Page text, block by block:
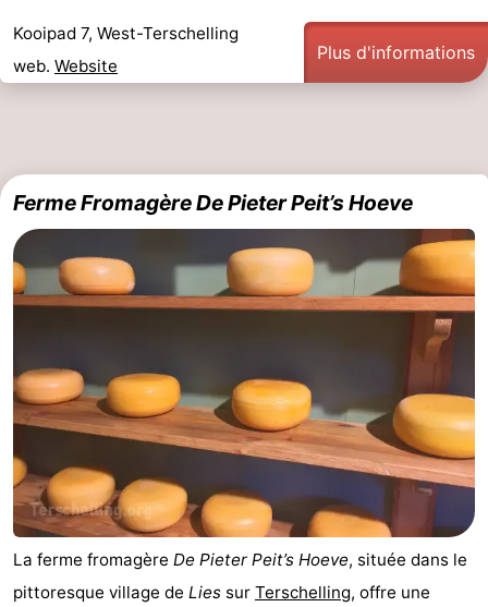
la
Frise
Schiermonnikoog
-
Ameland
-
Texel
Météo
Contact
Kooipad 7, West-Terschelling
web. Website
Plus d'informations
Ferme Fromagère De Pieter Peit’s Hoeve
La ferme fromagère De Pieter Peit’s Hoeve, située dans le
pittoresque village de Lies sur Terschelling, offre une